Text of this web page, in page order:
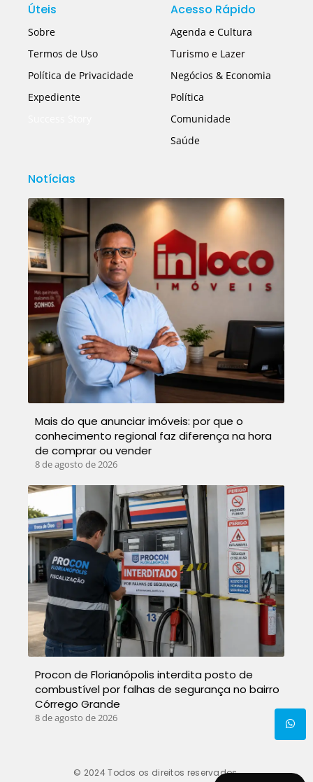
Úteis
Sobre
Termos de Uso
Política de Privacidade
Expediente
Acesso Rápido
Agenda e Cultura
Turismo e Lazer
Negócios & Economia
Política
Comunidade
Saúde
Notícias
Mais do que anunciar imóveis: por que o
conhecimento regional faz diferença na hora
de comprar ou vender
8 de agosto de 2026
Procon de Florianópolis interdita posto de
combustível por falhas de segurança no bairro
Córrego Grande
8 de agosto de 2026
© 2024Todos os direitos reservados